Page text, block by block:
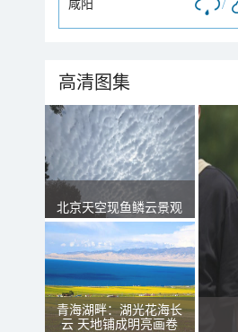
咸阳 /
高清图集
北京天空现鱼鳞云景观
青海湖畔：湖光花海长
云 天地铺成明亮画卷